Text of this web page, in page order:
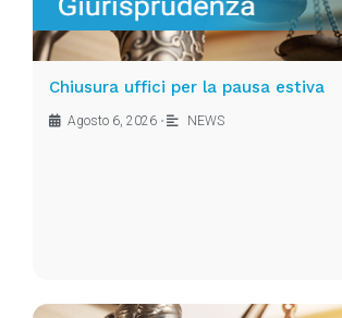
Chiusura uffici per la pausa estiva
Agosto 6, 2026 • NEWS